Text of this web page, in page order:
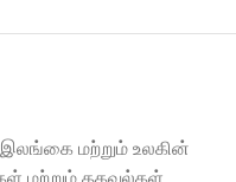
மற்றும் உலகின்